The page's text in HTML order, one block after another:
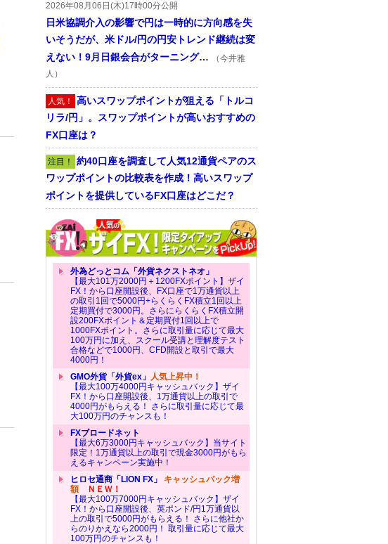
2026年08月06日(木)17時00分公開
日米協調介入の影響で円は一時的に方向感を失
いそうだが、米ドル/円の円安トレンド継続は変
えない！9月日銀会合がターニング…
（今井雅
人）
人気！ 高いスワップポイントが狙える「トルコ
リラ/円」。スワップポイントが高いおすすめの
FX口座は？
注目！ 約40口座を調査して人気12通貨ペアのス
ワップポイントの比較表を作成！高いスワップ
ポイントを提供しているFX口座はどこだ？
外為どっとコム「外貨ネクストネオ」
【最大101万2000円＋1200FXポイント】ザイ
FX！から口座開設後、FX口座で1万通貨以上
の取引1回で5000円+らくらくFX積立1回以上
定期買付で3000円。さらにらくらくFX積立開
設200FXポイント＆定期買付1回以上で
1000FXポイント。さらに取引量に応じて最大
100万円に加え、スクール受講と理解度テスト
合格などで1000円、CFD開設と取引で最大
4000円！
GMO外貨「外貨ex」 人気上昇中！
【最大100万4000円キャッシュバック】ザイ
FX！から口座開設後、1万通貨以上の取引で
4000円がもらえる！ さらに取引量に応じて最
大100万円のチャンスも！
FXブロードネット
【最大6万3000円キャッシュバック】当サイト
限定！1万通貨以上の取引で現金3000円がもら
えるキャンペーン実施中！
ヒロセ通商「LION FX」 キャッシュバック増
額ＮＥＷ！
【最大100万7000円キャッシュバック】ザイ
FX！から口座開設後、英ポンド/円1万通貨以
上の取引で5000円がもらえる！ さらに他社か
らのりかえなら2000円！ 取引量に応じて最大
100万円のチャンスも！